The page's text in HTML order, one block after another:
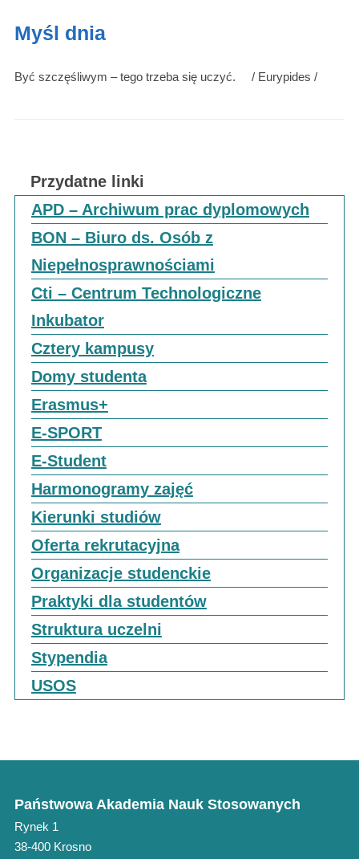
Myśl dnia
Być szczęśliwym – tego trzeba się uczyć. / Eurypides /
Przydatne linki
APD – Archiwum prac dyplomowych
BON – Biuro ds. Osób z
Niepełnosprawnościami
Cti – Centrum Technologiczne
Inkubator
Cztery kampusy
Domy studenta
Erasmus+
E-SPORT
E-Student
Harmonogramy zajęć
Kierunki studiów
Oferta rekrutacyjna
Organizacje studenckie
Praktyki dla studentów
Struktura uczelni
Stypendia
USOS
Państwowa Akademia Nauk Stosowanych
Rynek 1
38-400 Krosno